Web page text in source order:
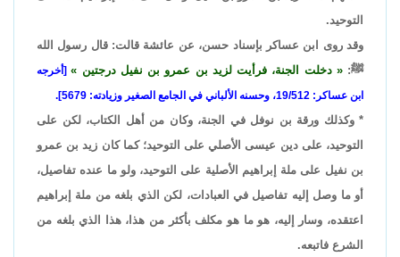
التوحيد.
وقد روى ابن عساكر بإسناد حسن، عن عائشة قالت: قال رسول الله
ﷺ:
دخلت الجنة، فرأيت لزيد بن عمرو بن نفيل درجتين
[أخرجه
ابن عساكر: 19/512، وحسنه الألباني في الجامع الصغير وزيادته: 5679].
* وكذلك ورقة بن نوفل في الجنة، وكان من أهل الكتاب، لكن على
التوحيد، على دين عيسى الأصلي على التوحيد؛ كما كان زيد بن عمرو
بن نفيل على ملة إبراهيم الأصلية على التوحيد، ولو ما عنده تفاصيل،
أو ما وصل إليه تفاصيل في العبادات، لكن الذي بلغه من ملة إبراهيم
اعتقده، وسار إليه، هو ما هو مكلف بأكثر من هذا، هذا الذي بلغه من
الشرع فاتبعه.